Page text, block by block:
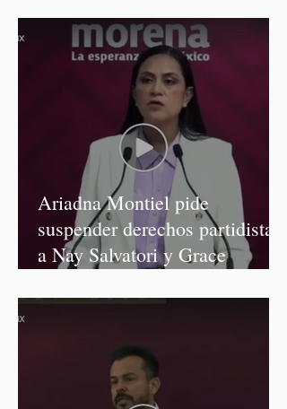
Ariadna Montiel pide
suspender derechos partidistas
a Nay Salvatori y Grace